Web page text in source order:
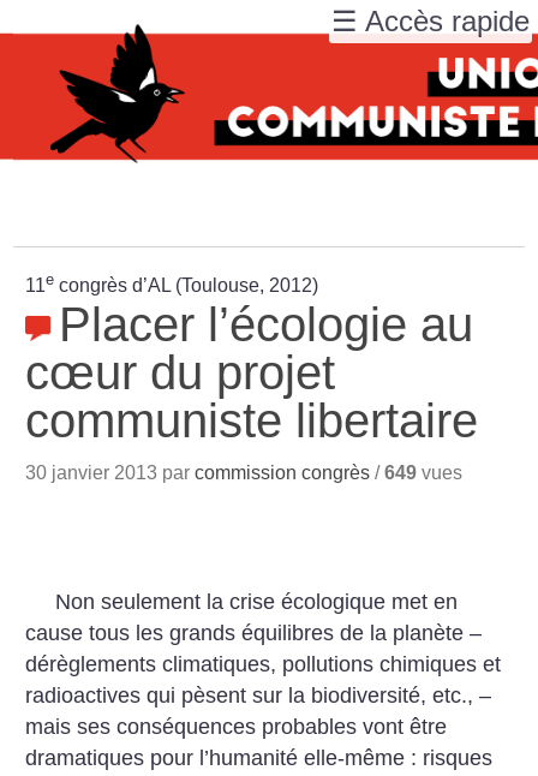
11e congrès d’AL (Toulouse, 2012)
Placer l’écologie au
cœur du projet
communiste libertaire
30 janvier 2013 parcommission congrès /649 vues
Non seulement la crise écologique met en
cause tous les grands équilibres de la planète –
dérèglements climatiques, pollutions chimiques et
radioactives qui pèsent sur la biodiversité, etc., –
mais ses conséquences probables vont être
dramatiques pour l’humanité elle-même : risques
☰ Accès rapide